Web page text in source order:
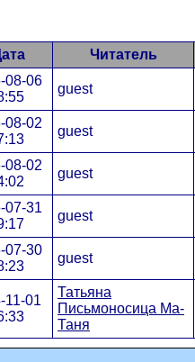
Читатель
08-06
guest
08-02
guest
08-02
guest
07-31
guest
07-30
guest
11-01
Татьяна
Письмоносица Ма-
Таня